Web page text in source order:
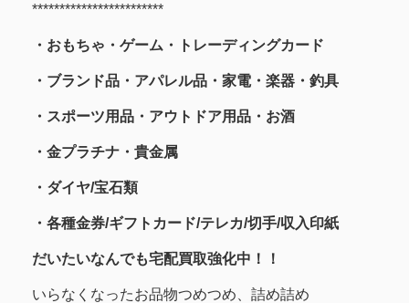
************************
・おもちゃ・ゲーム・トレーディングカード
・ブランド品・アパレル品・家電・楽器・釣具
・スポーツ用品・アウトドア用品・お酒
・金プラチナ・貴金属
・ ダイヤ/宝石類
・各種金券/ギフトカード/テレカ/切手/収入印紙
だいたいなんでも宅配買取強化中！！
いらなくなったお品物つめつめ、詰め詰め